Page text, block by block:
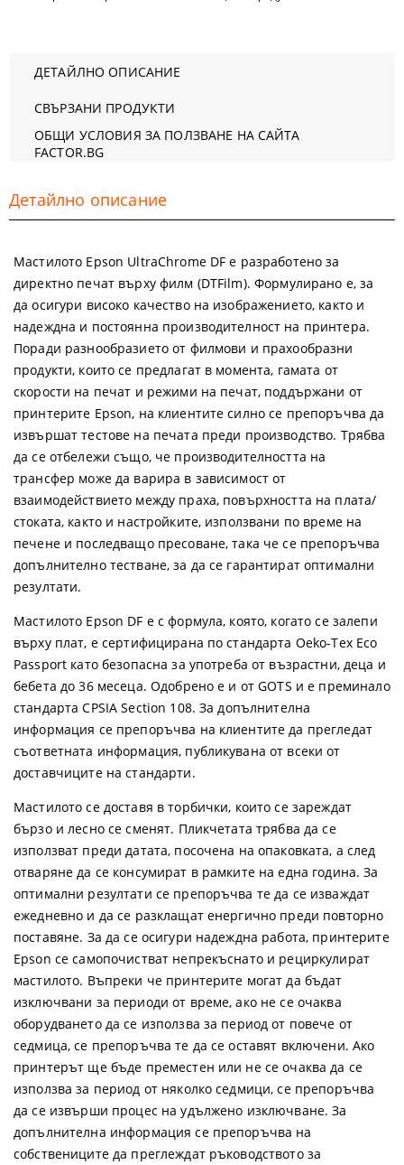
ДЕТАЙЛНО ОПИСАНИЕ
СВЪРЗАНИ ПРОДУКТИ
ОБЩИ УСЛОВИЯ ЗА ПОЛЗВАНЕ НА САЙТА
FACTOR.BG
Детайлно описание
Мастилото Epson UltraChrome DF е разработено за
директно печат върху филм (DTFilm). Формулирано е, за
да осигури високо качество на изображението, както и
надеждна и постоянна производителност на принтера.
Поради разнообразието от филмови и прахообразни
продукти, които се предлагат в момента, гамата от
скорости на печат и режими на печат, поддържани от
принтерите Epson, на клиентите силно се препоръчва да
извършат тестове на печата преди производство. Трябва
да се отбележи също, че производителността на
трансфер може да варира в зависимост от
взаимодействието между праха, повърхността на плата/
стоката, както и настройките, използвани по време на
печене и последващо пресоване, така че се препоръчва
допълнително тестване, за да се гарантират оптимални
резултати.
Мастилото Epson DF е с формула, която, когато се залепи
върху плат, е сертифицирана по стандарта Oeko-Tex Eco
Passport като безопасна за употреба от възрастни, деца и
бебета до 36 месеца. Одобрено е и от GOTS и е преминало
стандарта CPSIA Section 108. За допълнителна
информация се препоръчва на клиентите да прегледат
съответната информация, публикувана от всеки от
доставчиците на стандарти.
Мастилото се доставя в торбички, които се зареждат
бързо и лесно се сменят. Пликчетата трябва да се
използват преди датата, посочена на опаковката, а след
отваряне да се консумират в рамките на една година. За
оптимални резултати се препоръчва те да се изваждат
ежедневно и да се разклащат енергично преди повторно
поставяне. За да се осигури надеждна работа, принтерите
Epson се самопочистват непрекъснато и рециркулират
мастилото. Въпреки че принтерите могат да бъдат
изключвани за периоди от време, ако не се очаква
оборудването да се използва за период от повече от
седмица, се препоръчва те да се оставят включени. Ако
принтерът ще бъде преместен или не се очаква да се
използва за период от няколко седмици, се препоръчва
да се извърши процес на удължено изключване. За
допълнителна информация се препоръчва на
собствениците да преглеждат ръководството за